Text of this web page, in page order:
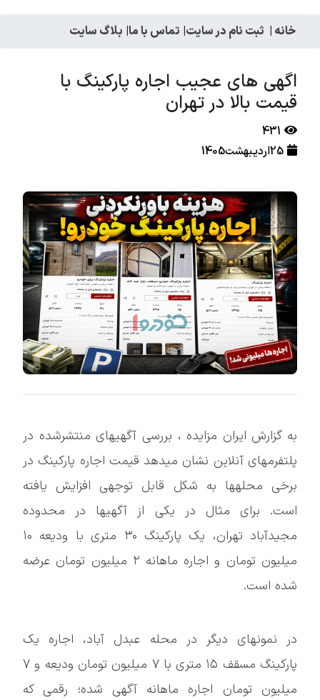
خانه | ثبت نام در سایت| تماس با ما| بلاگ سایت
اگهی های عجیب اجاره پارکینگ با
قیمت بالا در تهران
431
25اردیبهشت1405
به گزارش ایران مزایده ، بررسی آگهیهای منتشرشده در
پلتفرمهای آنلاین نشان میدهد قیمت اجاره پارکینگ در
برخی محلهها به شکل قابل توجهی افزایش یافته
است. برای مثال در یکی از آگهیها در محدوده
مجیدآباد تهران، یک پارکینگ ۳۰ متری با ودیعه ۱۰
میلیون تومان و اجاره ماهانه ۲ میلیون تومان عرضه
شده است.
در نمونهای دیگر در محله عبدل آباد، اجاره یک
پارکینگ مسقف ۱۵ متری با ۷ میلیون تومان ودیعه و ۷
میلیون تومان اجاره ماهانه آگهی شده؛ رقمی که